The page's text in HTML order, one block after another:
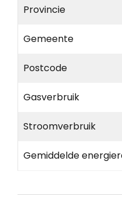
Provincie
Gemeente
Postcode
Gasverbruik
Stroomverbruik
Gemiddelde